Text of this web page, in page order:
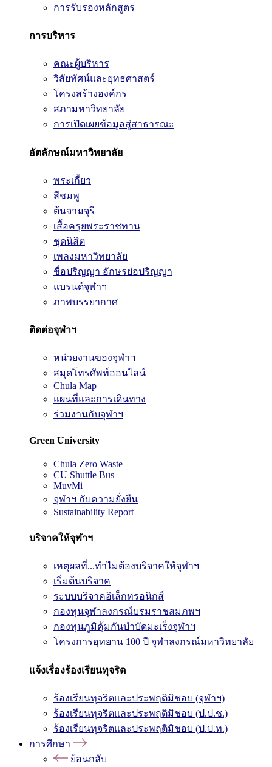
การรับรองหลักสูตร
การบริหาร
คณะผู้บริหาร
วิสัยทัศน์และยุทธศาสตร์
โครงสร้างองค์กร
สภามหาวิทยาลัย
การเปิดเผยข้อมูลสู่สาธารณะ
อัตลักษณ์มหาวิทยาลัย
พระเกี้ยว
สีชมพู
ต้นจามจุรี
เสื้อครุยพระราชทาน
ชุดนิสิต
เพลงมหาวิทยาลัย
ชื่อปริญญา อักษรย่อปริญญา
แบรนด์จุฬาฯ
ภาพบรรยากาศ
ติดต่อจุฬาฯ
หน่วยงานของจุฬาฯ
สมุดโทรศัพท์ออนไลน์
Chula Map
แผนที่และการเดินทาง
ร่วมงานกับจุฬาฯ
Green University
Chula Zero Waste
CU Shuttle Bus
MuvMi
จุฬาฯ กับความยั่งยืน
Sustainability Report
บริจาคให้จุฬาฯ
เหตุผลที่...ทำไมต้องบริจาคให้จุฬาฯ
เริ่มต้นบริจาค
ระบบบริจาคอิเล็กทรอนิกส์
กองทุนจุฬาลงกรณ์บรมราชสมภพฯ
กองทุนภูมิคุ้มกันบำบัดมะเร็งจุฬาฯ
โครงการอุทยาน 100 ปี จุฬาลงกรณ์มหาวิทยาลัย
แจ้งเรื่องร้องเรียนทุจริต
ร้องเรียนทุจริตและประพฤติมิชอบ (จุฬาฯ)
ร้องเรียนทุจริตและประพฤติมิชอบ (ป.ป.ช.)
ร้องเรียนทุจริตและประพฤติมิชอบ (ป.ป.ท.)
การศึกษา
ย้อนกลับ